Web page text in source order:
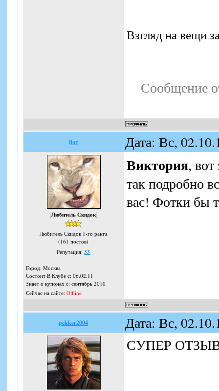
Взгляд на вещи
Сообщение
flor Дата: Вс,
[Любитель Скидок]
Любитель Скидок 1-го ранга
(161 постов)
Репутация:33
Город: Москва
Состоит В Клубе с: 06.02.11
Знает о купонах с: сентябрь 2010
Сейчас на сайте: Offline
Виктория,
так подробно
вас! Фотки бы
pekker2004 Дата: Вс,
СУПЕР